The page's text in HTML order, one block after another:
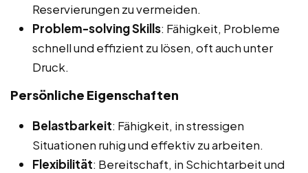
Reservierungen zu vermeiden.
Problem-solving Skills: Fähigkeit, Probleme
schnell und effizient zu lösen, oft auch unter
Druck.
Persönliche Eigenschaften
Belastbarkeit: Fähigkeit, in stressigen
Situationen ruhig und effektiv zu arbeiten.
Flexibilität: Bereitschaft, in Schichtarbeit und